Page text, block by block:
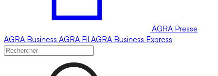
AGRA Presse
AGRA Business AGRA Fil AGRA Business Express